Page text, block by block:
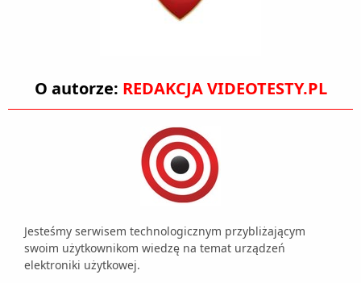
O autorze: REDAKCJA VIDEOTESTY.PL
Jesteśmy serwisem technologicznym przybliżającym
swoim użytkownikom wiedzę na temat urządzeń
elektroniki użytkowej.